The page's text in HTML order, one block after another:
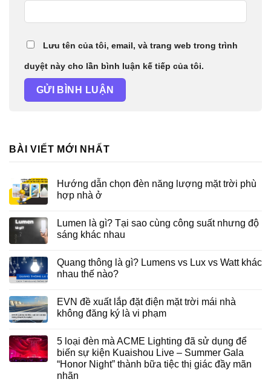
Lưu tên của tôi, email, và trang web trong trình
duyệt này cho lần bình luận kế tiếp của tôi.
BÀI VIẾT MỚI NHẤT
Hướng dẫn chọn đèn năng lượng mặt trời phù
hợp nhà ở
Lumen là gì? Tại sao cùng công suất nhưng độ
sáng khác nhau
Quang thông là gì? Lumens vs Lux vs Watt khác
nhau thế nào?
EVN đề xuất lắp đặt điện mặt trời mái nhà
không đăng ký là vi phạm
5 loại đèn mà ACME Lighting đã sử dụng để
biến sự kiện Kuaishou Live – Summer Gala
“Honor Night” thành bữa tiệc thị giác đầy mãn
nhãn